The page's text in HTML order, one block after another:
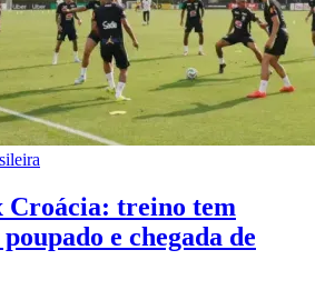
Croácia: treino tem
e chegada de